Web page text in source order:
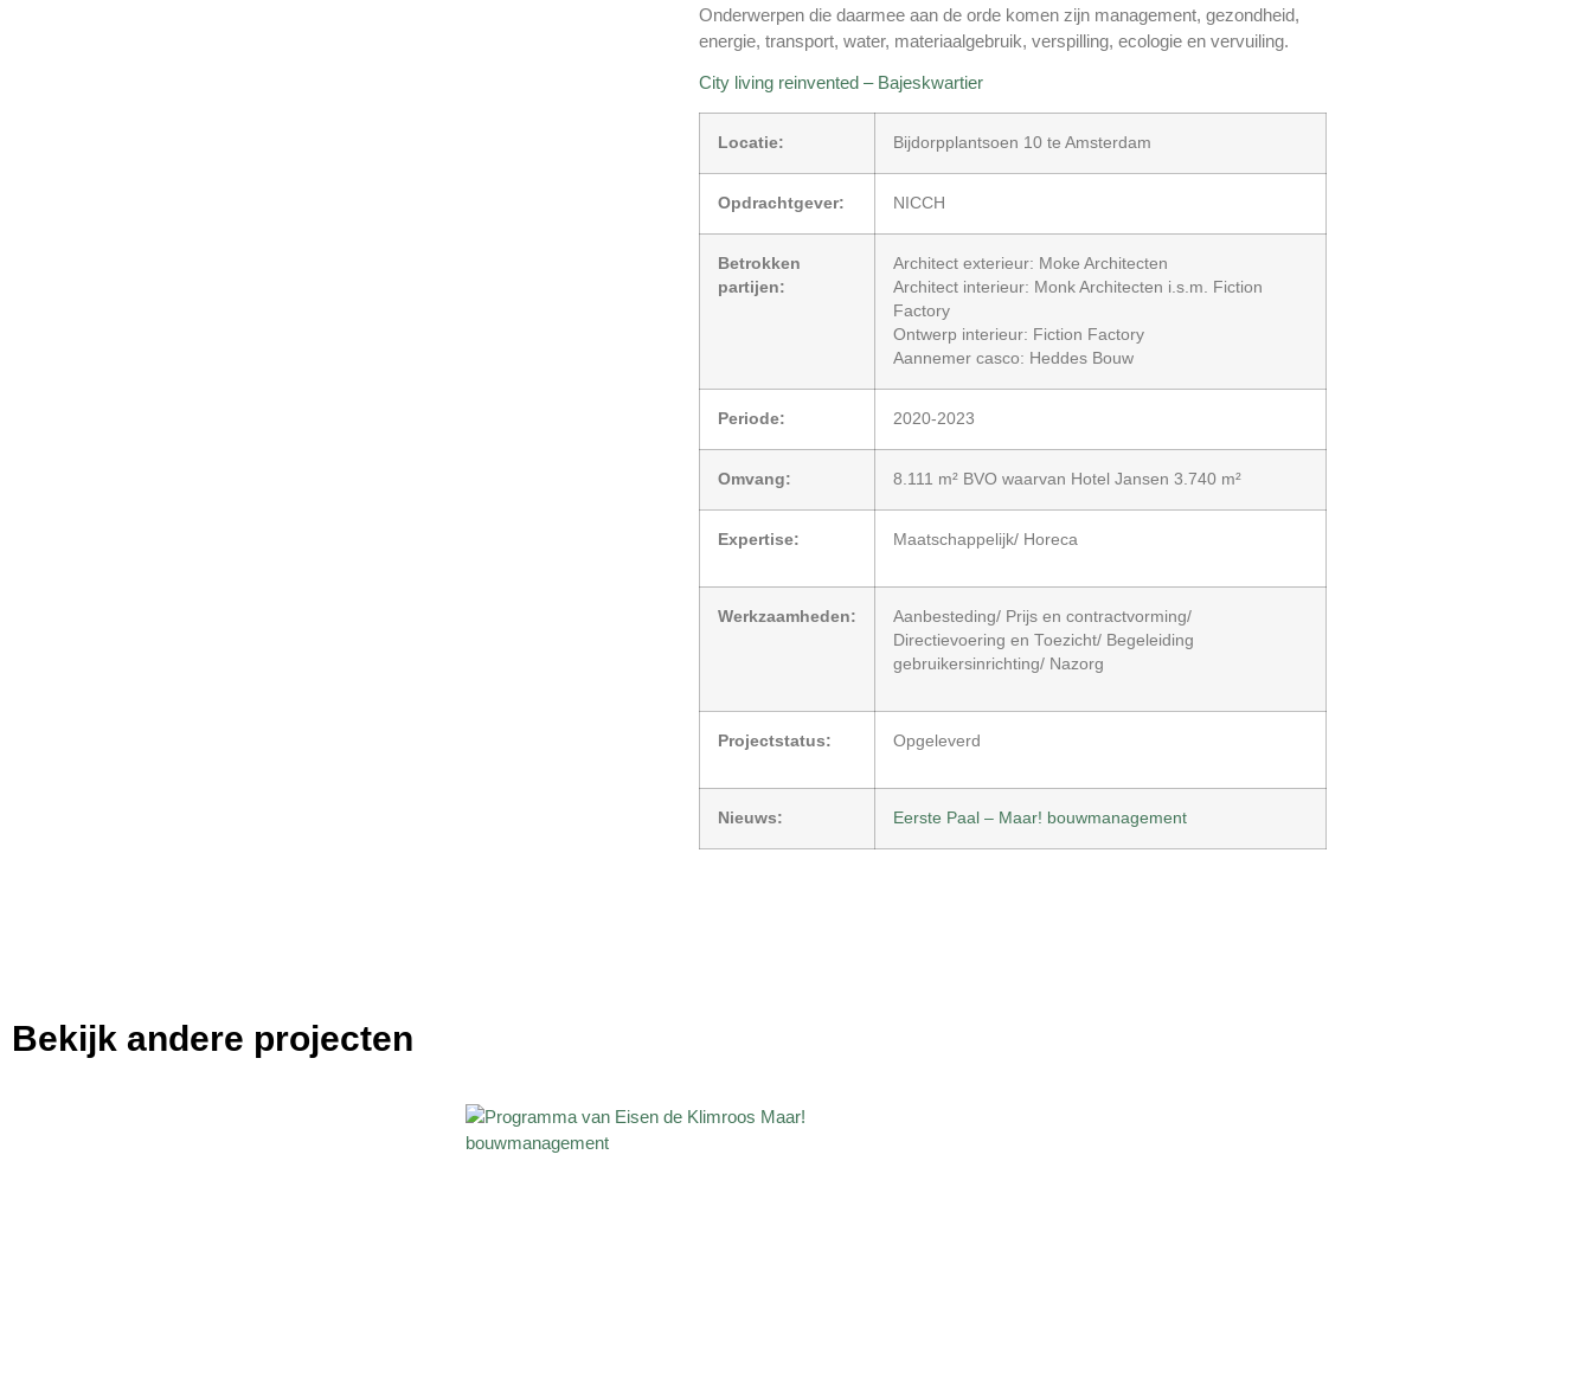
Onderwerpen die daarmee aan de orde komen zijn management, gezondheid,
energie, transport, water, materiaalgebruik, verspilling, ecologie en vervuiling.
City living reinvented – Bajeskwartier
Locatie: Bijdorpplantsoen 10 te Amsterdam
Opdrachtgever: NICCH
Betrokken
partijen:
Architect exterieur: Moke Architecten
Architect interieur: Monk Architecten i.s.m. Fiction
Factory
Ontwerp interieur: Fiction Factory
Aannemer casco: Heddes Bouw
Periode: 2020-2023
Omvang: 8.111 m² BVO waarvan Hotel Jansen 3.740 m²
Expertise: Maatschappelijk/ Horeca
Werkzaamheden:
Aanbesteding/ Prijs en contractvorming/
Directievoering en Toezicht/ Begeleiding
gebruikersinrichting/ Nazorg
Projectstatus: Opgeleverd
Nieuws: Eerste Paal – Maar! bouwmanagement
Bekijk andere projecten